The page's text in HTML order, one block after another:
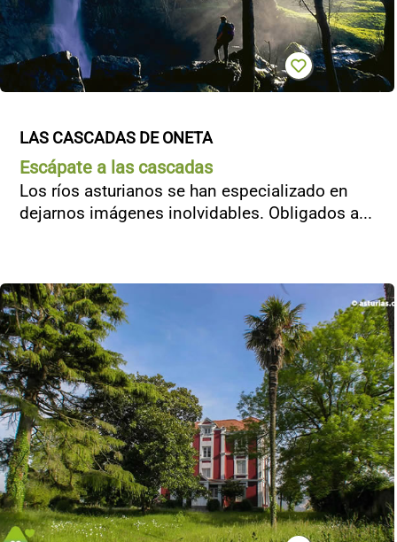
LAS CASCADAS DE ONETA
Escápate a las cascadas
Los ríos asturianos se han especializado en
dejarnos imágenes inolvidables. Obligados a...